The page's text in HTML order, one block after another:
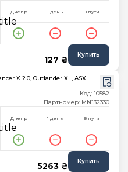
Днепр 1 день В пути
127 ₴ Купить
X 2.0, Outlander XL, ASX
Код: 10582
Партномер: MN132330
Днепр 1 день В пути
5263 ₴ Купить